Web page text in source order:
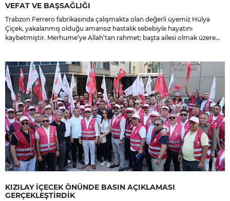
VEFAT VE BAŞSAĞLIĞI
Trabzon Ferrero fabrikasında çalışmakta olan değerli üyemiz Hülya
Çiçek, yakalanmış olduğu amansız hastalık sebebiyle hayatını
kaybetmiştir. Merhume’ye Allah’tan rahmet; başta ailesi olmak üzere
KIZILAY İÇECEK ÖNÜNDE BASIN AÇIKLAMASI
GERÇEKLEŞTİRDİK